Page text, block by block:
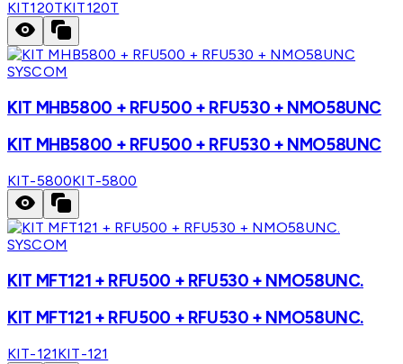
KIT120TKIT120T
SYSCOM
KIT MHB5800 + RFU500 + RFU530 + NMO58UNC
KIT MHB5800 + RFU500 + RFU530 + NMO58UNC
KIT-5800KIT-5800
SYSCOM
KIT MFT121 + RFU500 + RFU530 + NMO58UNC.
KIT MFT121 + RFU500 + RFU530 + NMO58UNC.
KIT-121KIT-121